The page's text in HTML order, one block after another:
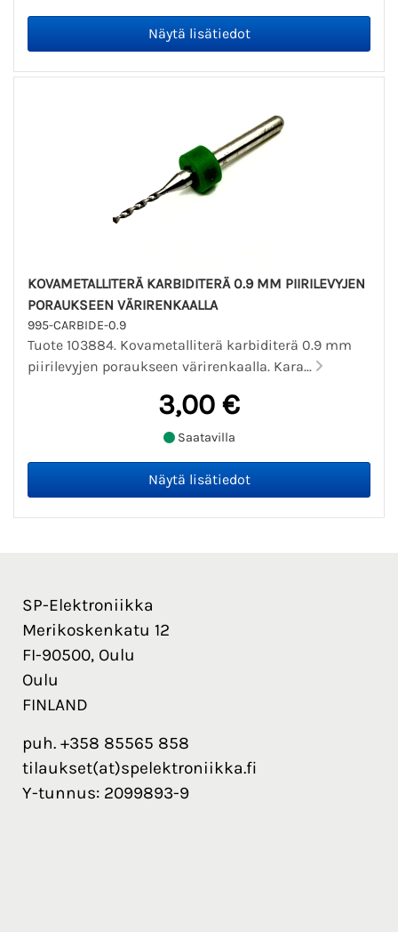
KOVAMETALLITERÄ KARBIDITERÄ 0.9 MM PIIRILEVYJEN
PORAUKSEEN VÄRIRENKAALLA
995-CARBIDE-0.9
Tuote 103884. Kovametalliterä karbiditerä 0.9 mm
piirilevyjen poraukseen värirenkaalla. Kara...
3,00 €
Saatavilla
SP-Elektroniikka
Merikoskenkatu 12
FI-90500, Oulu
Oulu
FINLAND
puh. +358 85565 858
tilaukset(at)spelektroniikka.fi
Y-tunnus: 2099893-9